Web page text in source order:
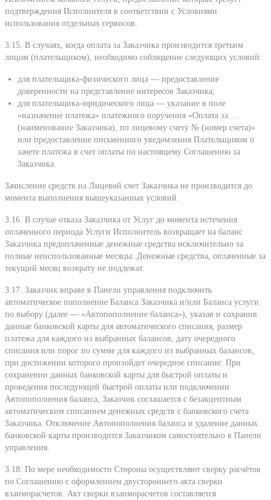
подтверждения Исполнителя в соответствии с Условиями
использования отдельных сервисов.
3.15. В случаях, когда оплата за Заказчика производится третьим
лицом (плательщиком), необходимо соблюдение следующих условий:
для плательщика-физического лица — предоставление
доверенности на представление интересов Заказчика;
для плательщика-юридического лица — указание в поле
«назначение платежа» платежного поручения «Оплата за …
(наименование Заказчика), по лицевому счету № (номер счета)»
или предоставление письменного уведомления Плательщиком о
зачете платежа в счет оплаты по настоящему Соглашению за
Заказчика.
Зачисление средств на Лицевой счет Заказчика не производится до
момента выполнения вышеуказанных условий.
3.16. В случае отказа Заказчика от Услуг до момента истечения
оплаченного периода Услуги Исполнитель возвращает на баланс
Заказчика предоплаченные денежные средства исключительно за
полные неиспользованные месяцы. Денежные средства, оплаченные за
текущий месяц возврату не подлежат.
3.17. Заказчик вправе в Панели управления подключить
автоматическое пополнение Баланса Заказчика и/или Баланса услуги
по выбору (далее — «Автопополнение баланса»), указав и сохранив
данные банковской карты для автоматического списания, размер
платежа для каждого из выбранных балансов, дату очередного
списания или порог по сумме для каждого из выбранных балансов,
при достижении которого произойдет очередное списание. При
сохранении данных банковской карты для быстрой оплаты и
проведения последующей быстрой оплаты или подключении
Автопополнения баланса, Заказчик соглашается с безакцептным
автоматическим списанием денежных средств с банковского счета
Заказчика. Отключение Автопополнения баланса и удаление данных
банковской карты производится Заказчиком самостоятельно в Панели
управления.
3.18. По мере необходимости Стороны осуществляют сверку расчётов
по Соглашению с оформлением двустороннего акта сверки
взаиморасчетов. Акт сверки взаиморасчетов составляется